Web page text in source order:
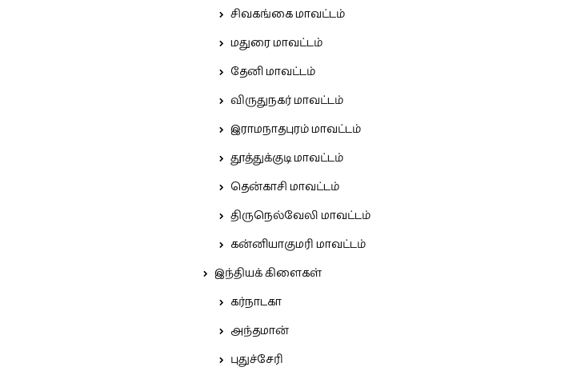
சிவகங்கை மாவட்டம்
மதுரை மாவட்டம்
தேனி மாவட்டம்
விருதுநகர் மாவட்டம்
இராமநாதபுரம் மாவட்டம்
தூத்துக்குடி மாவட்டம்
தென்காசி மாவட்டம்
திருநெல்வேலி மாவட்டம்
கன்னியாகுமரி மாவட்டம்
இந்தியக் கிளைகள்
கர்நாடகா
அந்தமான்
புதுச்சேரி